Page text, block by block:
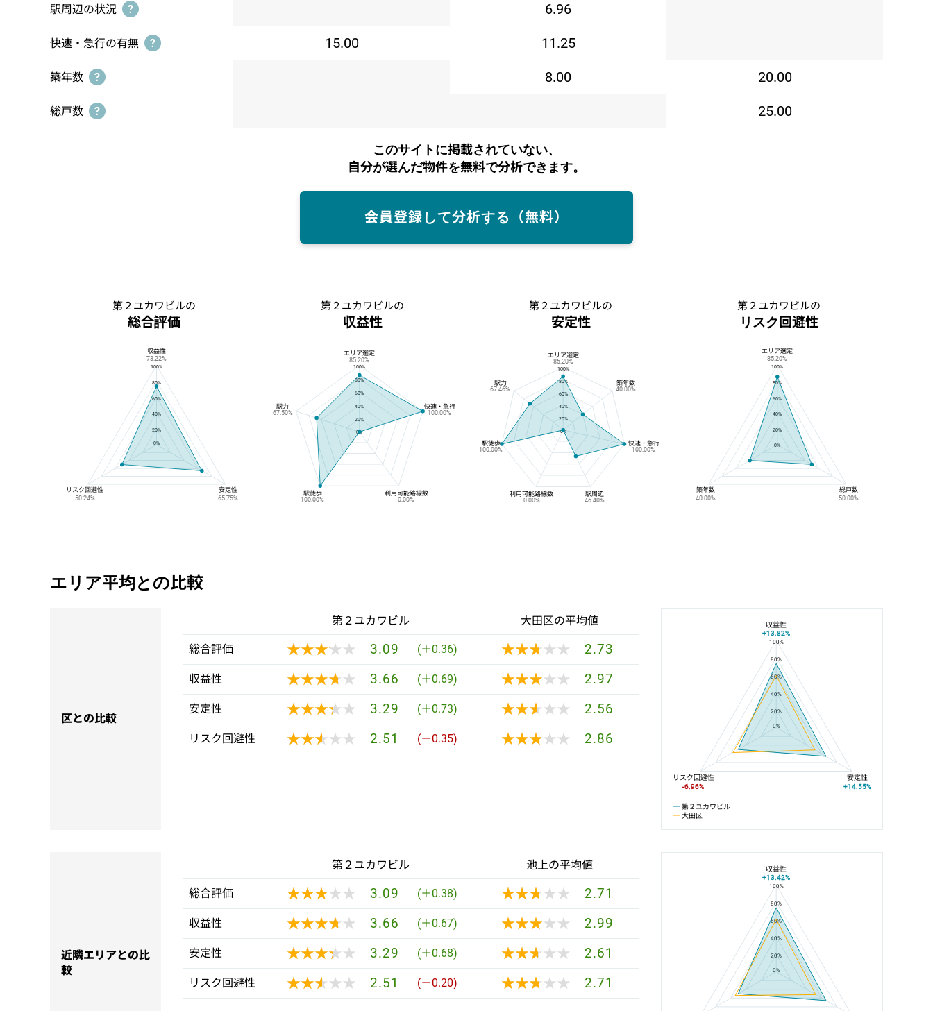
駅周辺の状況 ? 6.96
快速・急行の有無 ? 15.00 11.25
築年数 ? 8.00 20.00
総戸数 ? 25.00
このサイトに掲載されていない、
自分が選んだ物件を無料で分析できます。
会員登録して分析する（無料）
第２ユカワビルの
総合評価
第２ユカワビルの総合評価
100%
80%
60%
40%
20%
0%
収益性
73.22%
リスク回避性
50.24%
安定性
65.75%
第２ユカワビルの
収益性
第２ユカワビルの収益性
100%
80%
60%
40%
20%
0%
エリア選定
85.20%
駅力
67.50%
駅徒歩
100.00%
利用可能路線数
0.00%
快速・急行
100.00%
第２ユカワビルの
安定性
100%
80%
60%
40%
20%
0%
エリア選定
85.20%
駅力
67.46%
駅徒歩
100.00%
利用可能路線数
0.00%
駅周辺
46.40%
快速・急行
100.00%
築年数
40.00%
第２ユカワビルの
リスク回避性
第２ユカワビルのリスク回避性
100%
80%
60%
40%
20%
0%
エリア選定
85.20%
築年数
40.00%
総戸数
50.00%
エリア平均との比較
区との比較
第２ユカワビル 大田区の平均値
総合評価 ★★★★★
★★★★★ 3.09 (＋0.36) ★★★★★
★★★★★ 2.73
収益性 ★★★★★
★★★★★ 3.66 (＋0.69) ★★★★★
★★★★★ 2.97
安定性 ★★★★★
★★★★★ 3.29 (＋0.73) ★★★★★
★★★★★ 2.56
リスク回避性 ★★★★★
★★★★★ 2.51 (－0.35) ★★★★★
★★★★★ 2.86
第２ユカワビルと大田区の平均値の総合評価の比較
100%
80%
60%
40%
20%
0%
第２ユカワビル
大田区
収益性
+13.82%
リスク回避性
-6.96%
安定性
+14.55%
近隣エリアとの比
較
第２ユカワビル 池上の平均値
総合評価 ★★★★★
★★★★★ 3.09 (＋0.38) ★★★★★
★★★★★ 2.71
収益性 ★★★★★
★★★★★ 3.66 (＋0.67) ★★★★★
★★★★★ 2.99
安定性 ★★★★★
★★★★★ 3.29 (＋0.68) ★★★★★
★★★★★ 2.61
リスク回避性 ★★★★★
★★★★★ 2.51 (－0.20) ★★★★★
★★★★★ 2.71
第２ユカワビルと池上の平均値の総合評価の比較
100%
80%
60%
40%
20%
0%
収益性
+13.42%